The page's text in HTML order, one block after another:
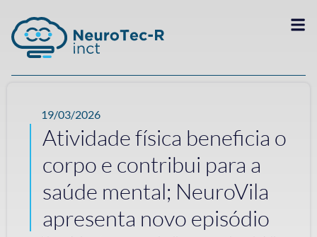
19/03/2026
Atividade física beneficia o
corpo e contribui para a
saúde mental; NeuroVila
apresenta novo episódio